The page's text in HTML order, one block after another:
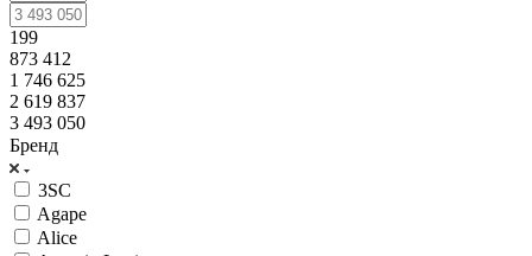
199
873 412
1 746 625
2 619 837
3 493 050
Бренд
3SC
Agape
Alice